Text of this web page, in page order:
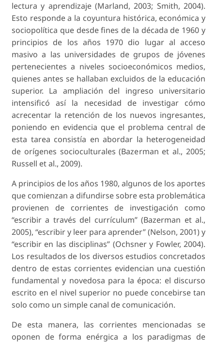
lectura y aprendizaje (Marland, 2003; Smith, 2004).
Esto responde a la coyuntura histórica, económica y
sociopolítica que desde fines de la década de 1960 y
principios de los años 1970 dio lugar al acceso
masivo a las universidades de grupos de jóvenes
pertenecientes a niveles socioeconómicos medios,
quienes antes se hallaban excluidos de la educación
superior. La ampliación del ingreso universitario
intensificó así la necesidad de investigar cómo
acrecentar la retención de los nuevos ingresantes,
poniendo en evidencia que el problema central de
esta tarea consistía en abordar la heterogeneidad
de orígenes socioculturales (Bazerman et al., 2005;
Russell et al., 2009).
A principios de los años 1980, algunos de los aportes
que comienzan a difundirse sobre esta problemática
provienen de corrientes de investigación como
“escribir a través del currículum” (Bazerman et al.,
2005), “escribir y leer para aprender” (Nelson, 2001) y
“escribir en las disciplinas” (Ochsner y Fowler, 2004).
Los resultados de los diversos estudios concretados
dentro de estas corrientes evidencian una cuestión
fundamental y novedosa para la época: el discurso
escrito en el nivel superior no puede concebirse tan
solo como un simple canal de comunicación.
De esta manera, las corrientes mencionadas se
oponen de forma enérgica a los paradigmas de